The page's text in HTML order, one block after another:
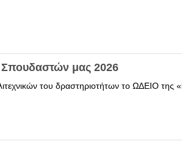
μας 2026
του δραστηριοτήτων το ΩΔΕΙΟ